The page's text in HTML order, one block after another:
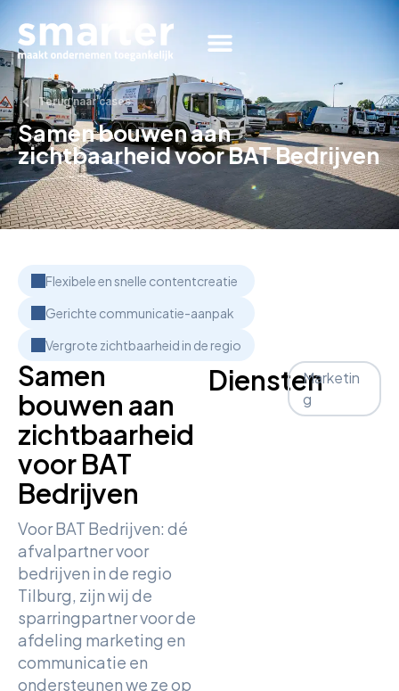
Terug naar cases
Samen bouwen aan
zichtbaarheid voor BAT Bedrijven
Flexibele en snelle contentcreatie
Gerichte communicatie-aanpak
Vergrote zichtbaarheid in de regio
Samen
bouwen aan
zichtbaarheid
voor BAT
Bedrijven
Voor BAT Bedrijven: dé
afvalpartner voor
bedrijven in de regio
Tilburg, zijn wij de
sparringpartner voor de
afdeling marketing en
communicatie en
ondersteunen we ze op
DienstenMarketin
g